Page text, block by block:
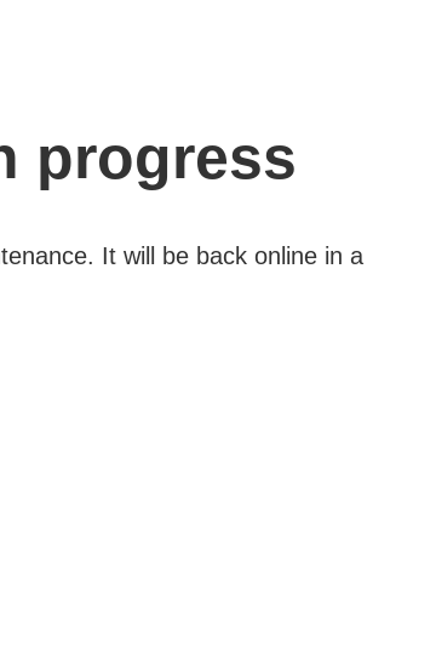
progress
It will be back online in a